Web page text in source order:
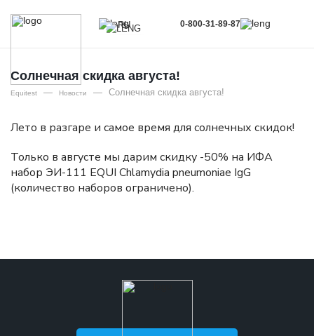
RU
RU
0-800-31-89-87
Солнечная скидка августа!
Equitest — Новости — Солнечная скидка августа!
Лето в разгаре и самое время для солнечных скидок!
Только в августе мы дарим скидку -50% на ИФА
набор ЭИ-111 EQUI Chlamydia pneumoniae IgG
(количество наборов ограничено).